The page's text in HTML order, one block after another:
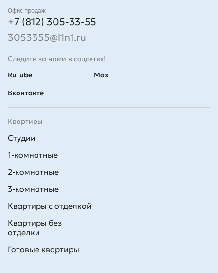
Контакты
Офис продаж
+7 (812) 305-33-55
3053355@l1n1.ru
Следите за нами в соцсетях!
RuTube
Вконтакте
Max
Квартиры
Студии
1-комнатные
2-комнатные
3-комнатные
Квартиры с отделкой
Квартиры без
отделки
Готовые квартиры